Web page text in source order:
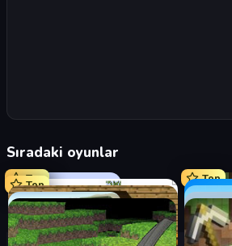
Sıradaki oyunlar
Top Top
Top